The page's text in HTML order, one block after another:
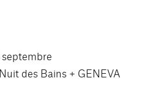
des Bains + GENEVA